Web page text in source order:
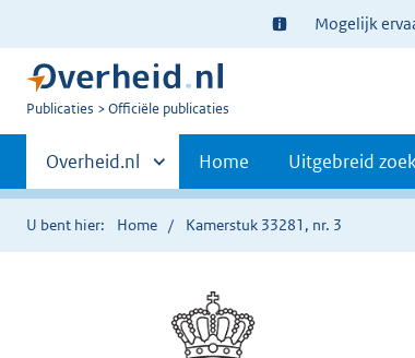
Ter
informatie:
Mogelijk
U
Publicaties Officiële publicaties
Primaire
navigatie
Andere
sites
binnen
Overheid.nl Home Uitgebreid
U bent hier: Home Kamerstuk 33281, nr. 3